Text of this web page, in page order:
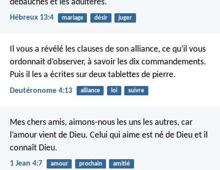
débauchés et les adultères.
Hébreux 13:4 mariage désir juger
Il vous a révélé les clauses de son alliance, ce qu’il vous
ordonnait d’observer, à savoir les dix commandements.
Puis il les a écrites sur deux tablettes de pierre.
Deutéronome 4:13 alliance loi suivre
Mes chers amis, aimons-nous les uns les autres, car
l’amour vient de Dieu. Celui qui aime est né de Dieu et il
connaît Dieu.
1 Jean 4:7 amour prochain amitié